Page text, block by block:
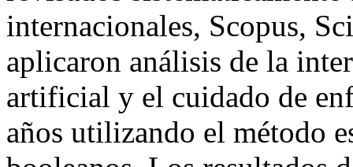
internacionales, Scopus,
aplicaron análisis de la
artificial y el cuidado de
años utilizando el método